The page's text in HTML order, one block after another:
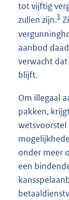
tot vijftig
zullen zijn.3
aanbod
verwacht
blijft.
Om illegaal
pakken,
wetsvoorstel
onder meer
een